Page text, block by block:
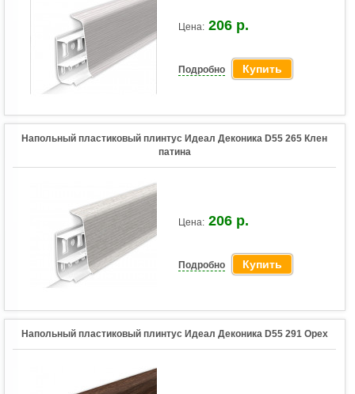
Цена: 206 р.
Подробно Купить
Напольный пластиковый плинтус Идеал Деконика D55 265 Клен
патина
Цена: 206 р.
Подробно Купить
Напольный пластиковый плинтус Идеал Деконика D55 291 Орех